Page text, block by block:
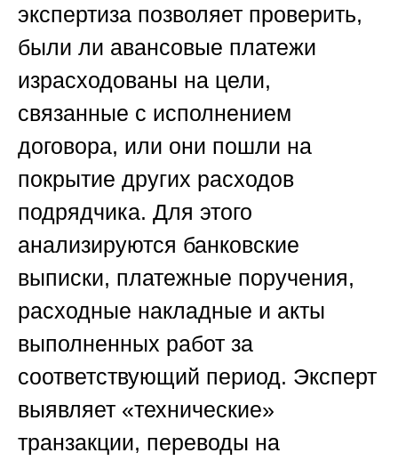
экспертиза позволяет проверить,
были ли авансовые платежи
израсходованы на цели,
связанные с исполнением
договора, или они пошли на
покрытие других расходов
подрядчика. Для этого
анализируются банковские
выписки, платежные поручения,
расходные накладные и акты
выполненных работ за
соответствующий период. Эксперт
выявляет «технические»
транзакции, переводы на